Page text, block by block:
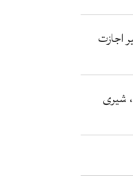
اجازت
شیری